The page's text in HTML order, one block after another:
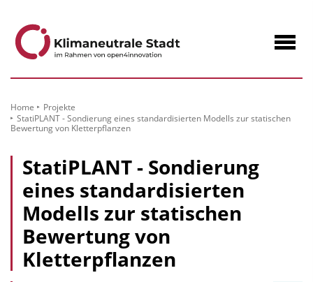
Home
Projekte
StatiPLANT - Sondierung eines standardisierten Modells zur statischen
Bewertung von Kletterpflanzen
StatiPLANT - Sondierung
eines standardisierten
Modells zur statischen
Bewertung von
Kletterpflanzen